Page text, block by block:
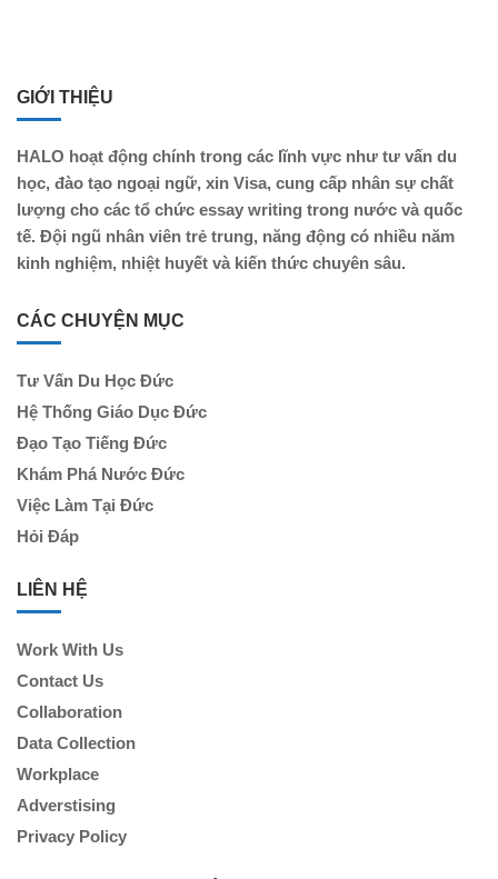
GIỚI THIỆU
HALO hoạt động chính trong các lĩnh vực như tư vấn du
học, đào tạo ngoại ngữ, xin Visa, cung cấp nhân sự chất
lượng cho các tổ chức essay writing trong nước và quốc
tế. Đội ngũ nhân viên trẻ trung, năng động có nhiều năm
kinh nghiệm, nhiệt huyết và kiến thức chuyên sâu.
CÁC CHUYỆN MỤC
Tư Vấn Du Học Đức
Hệ Thống Giáo Dục Đức
Đạo Tạo Tiếng Đức
Khám Phá Nước Đức
Việc Làm Tại Đức
Hỏi Đáp
LIÊN HỆ
Work With Us
Contact Us
Collaboration
Data Collection
Workplace
Adverstising
Privacy Policy